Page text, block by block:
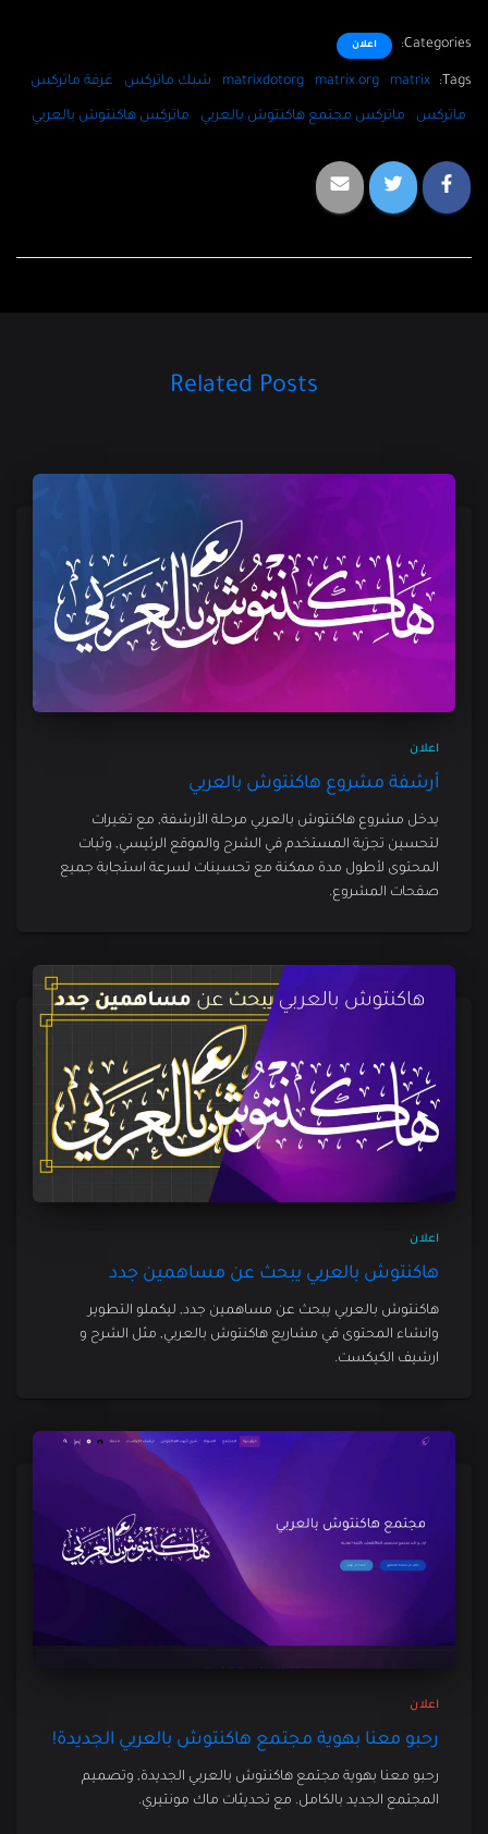
Categories: اعلان
Tags:
matrix
matrix.org
matrixdotorg شبك ماتركس غرفة ماتركس
ماتركس ماتركس مجتمع هاكنتوش بالعربي ماتركس هاكنتوش بالعربي
Related Posts
اعلان
أرشفة مشروع هاكنتوش بالعربي
يدخل مشروع هاكنتوش بالعربي مرحلة الأرشفة, مع تغيرات
لتحسين تجرِبة المستخدم في الشرح والموقع الرئيسي, وثبات
المحتوى لأطول مدة ممكنة مع تحسينات لسرعة استجابة جميع
صفحات المشروع.
اعلان
هاكنتوش بالعربي يبحث عن مساهمين جدد
هاكنتوش بالعربي يبحث عن مساهمين جدد, ليكملو التطوير
وانشاء المحتوى في مشاريع هاكنتوش بالعربي, مثل الشرح و
ارشيف الكيكست.
اعلان
رحبو معنا بهوية مجتمع هاكنتوش بالعربي الجديدة!
رحبو معنا بهوية مجتمع هاكنتوش بالعربي الجديدة, وتصميم
المجتمع الجديد بالكامل. مع تحديثات ماك مونتيري.